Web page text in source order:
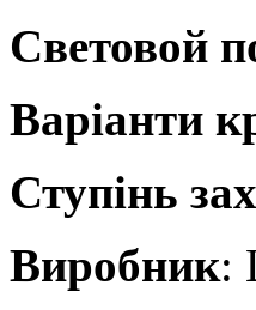
Световой
Варіанти
Ступінь
Виробник: